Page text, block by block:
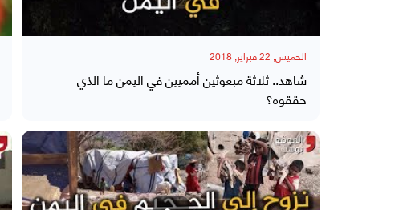
الخميس, 22 فبراير, 2018
شاهد.. ثلاثة مبعوثين أمميين في اليمن ما الذي
حققوه؟